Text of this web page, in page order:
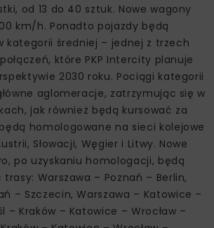
od 13 do 40 sztuk. Nowe wagony
km/h. Ponadto pojazdy będą
kategorii średniej – jednej z trzech
które PKP Intercity planuje
2030 roku. Pociągi kategorii
aglomeracje, zatrzymując się w
jak również będą kursować za
homologowane na sieci kolejowe
Słowacji, Węgier i Litwy. Nowe
po uzyskaniu homologacji, będą
trasy: Warszawa – Poznań – Berlin,
– Szczecin, Warszawa – Katowice –
– Kraków – Katowice – Wrocław –